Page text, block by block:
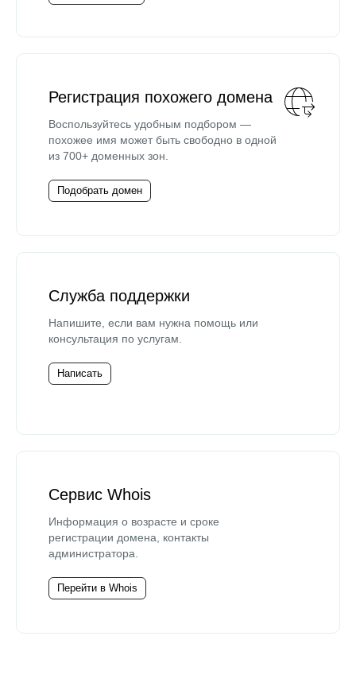
Регистрация похожего домена
Воспользуйтесь удобным подбором —
похожее имя может быть свободно в одной
из 700+ доменных зон.
Подобрать домен
Служба поддержки
Напишите, если вам нужна помощь или
консультация по услугам.
Написать
Сервис Whois
Информация о возрасте и сроке
регистрации домена, контакты
администратора.
Перейти в Whois